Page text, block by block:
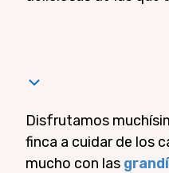
Disfrutamos
finca a cuidar de los
mucho con las